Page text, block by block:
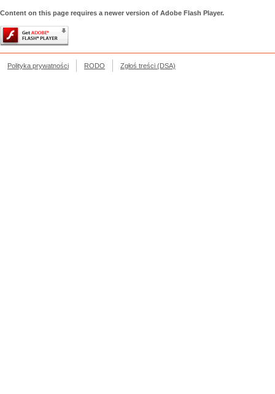
Content on this page requires a newer version of Adobe Flash Player.
Polityka prywatności RODO Zgłoś treści (DSA)